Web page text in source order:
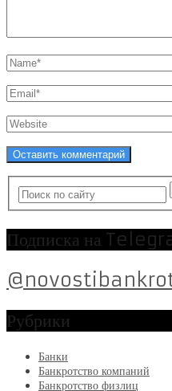
Подписка на
Рубрики
Банки
Банкротство компаний
Банкротство физлиц